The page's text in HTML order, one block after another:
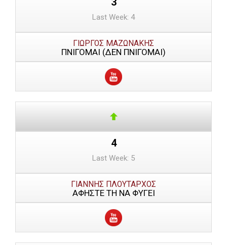
Last Week: 4
ΓΙΩΡΓΟΣ ΜΑΖΩΝΑΚΗΣ
ΠΝΙΓΟΜΑΙ (ΔΕΝ ΠΝΙΓΟΜΑΙ)
4
Last Week: 5
ΓΙΑΝΝΗΣ ΠΛΟΥΤΑΡΧΟΣ
ΑΦΗΣΤΕ ΤΗ ΝΑ ΦΥΓΕΙ